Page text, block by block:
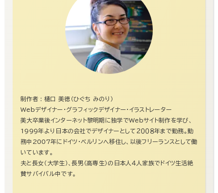
制作者 : 樋口 美徳（ひぐち みのり）
Webデザイナー・グラフィックデザイナー・イラストレーター
美大卒業後インターネット黎明期に独学でWebサイト制作を学び、
1999年より日本の会社でデザイナーとして２００８年まで勤務。勤
務中2007年にドイツ・ベルリンへ移住し、以後フリーランスとして働
いています。
夫と長女（大学生）、長男（高専生）の日本人４人家族でドイツ生活絶
賛サバイバル中です。